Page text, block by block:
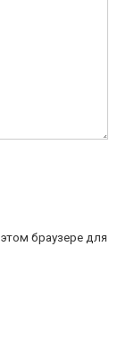
браузере для